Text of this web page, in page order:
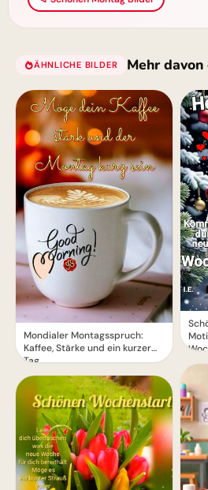
ÄHNLICHE BILDER Mehr
Mondialer Montagsspruch:
Kaffee, Stärke und ein kurzer
Tag